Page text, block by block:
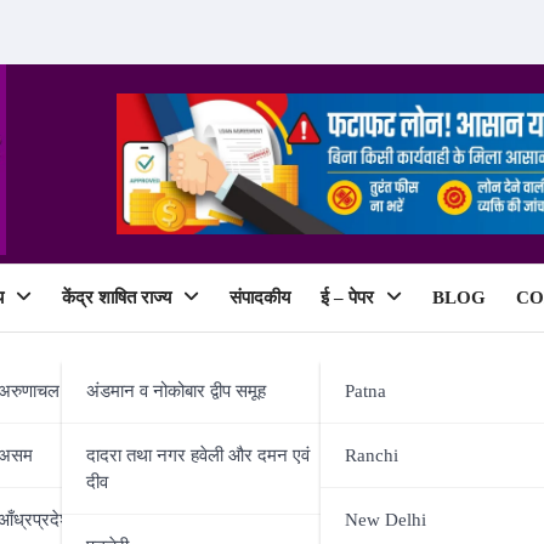
प्रदेश
केंद्र शाषित राज्य
अंडमान व नोकोबार द्वीप समूह
दादरा तथा नगर हवेली और दमन एवं
दीव
संपादकीय ई – पेपर
Patna
Ranchi
New Delhi
BLOG
और स्वास्थ्य क्षेत्र में नई क्रांति